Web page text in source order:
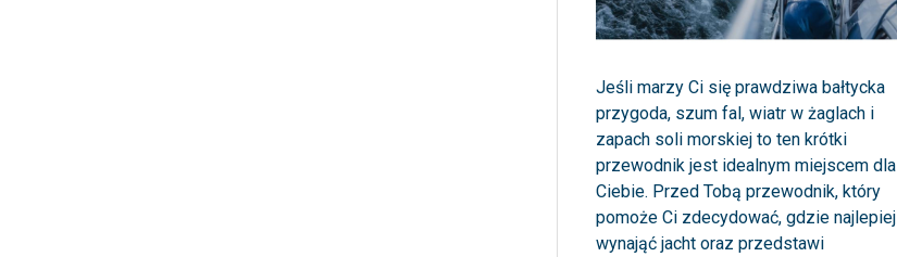
Jeśli marzy Ci się prawdziwa bałtycka
przygoda, szum fal, wiatr w żaglach i
zapach soli morskiej to ten krótki
przewodnik jest idealnym miejscem dla
Ciebie. Przed Tobą przewodnik, który
pomoże Ci zdecydować, gdzie najlepiej
wynająć jacht oraz przedstawi